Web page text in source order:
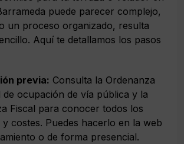
puede parecer complejo,
un proceso organizado, resulta
Aquí te detallamos los pasos
previa: Consulta la Ordenanza
de ocupación de vía pública y la
Fiscal para conocer todos los
y costes. Puedes hacerlo en la web
o de forma presencial.